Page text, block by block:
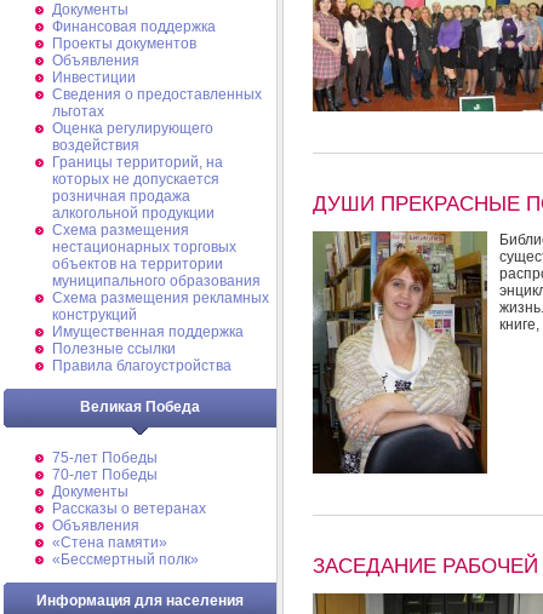
Документы
Финансовая поддержка
Проекты документов
Объявления
Инвестиции
Сведения о предоставленных
льготах
Оценка регулирующего
воздействия
Границы территорий, на
которых не допускается
розничная продажа
алкогольной продукции
Схема размещения
нестационарных торговых
объектов на территории
муниципального образования
Схема размещения рекламных
конструкций
Имущественная поддержка
Полезные ссылки
Правила благоустройства
Великая Победа
75-лет Победы
70-лет Победы
Документы
Рассказы о ветеранах
Объявления
«Стена памяти»
«Бессмертный полк»
Информация для населения
ДУШИ ПРЕКРАСНЫЕ
ЗАСЕДАНИЕ